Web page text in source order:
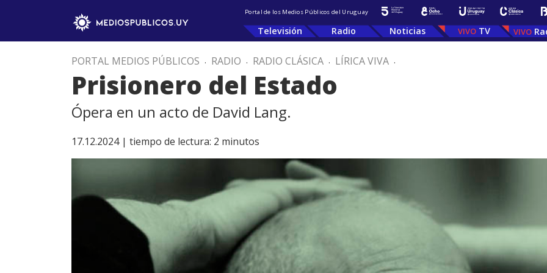
Portal de los Medios Públicos del Uruguay
Televisión Radio Noticias TV
PORTAL MEDIOS PÚBLICOS . RADIO . RADIO CLÁSICA . LÍRICA VIVA .
Prisionero del Estado
Ópera en un acto de David Lang.
17.12.2024 | tiempo de lectura: 2 minutos